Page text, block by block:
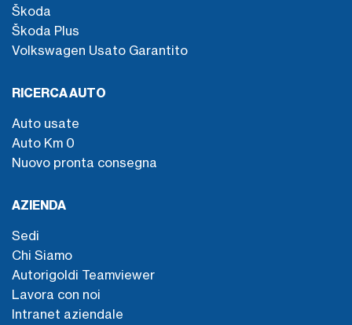
Škoda
Škoda Plus
Volkswagen Usato Garantito
RICERCA AUTO
Auto usate
Auto Km 0
Nuovo pronta consegna
AZIENDA
Sedi
Chi Siamo
Autorigoldi Teamviewer
Lavora con noi
Intranet aziendale